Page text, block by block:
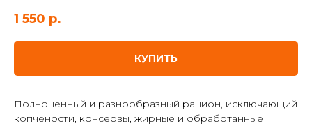
1 550 р.
КУПИТЬ
Полноценный и разнообразный рацион, исключающий
копчености, консервы, жирные и обработанные